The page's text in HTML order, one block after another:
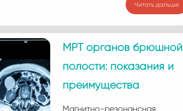
Читать дальше
МРТ органов брюшной
полости: показания и
преимущества
Магнитно-резонансная